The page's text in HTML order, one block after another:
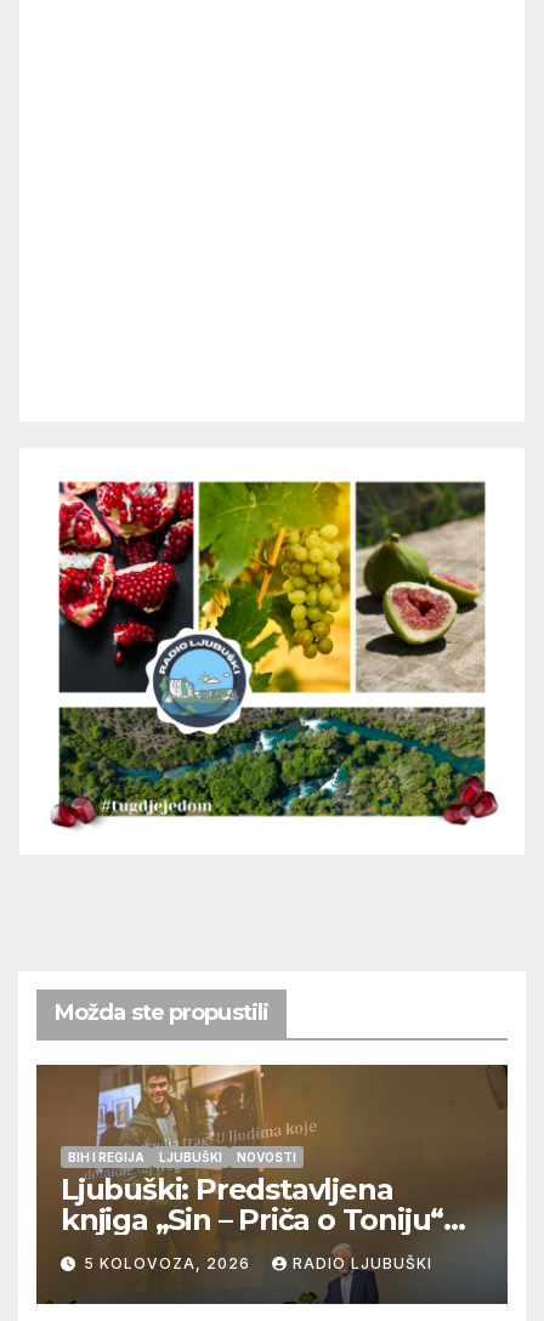
Možda ste propustili
BIH I REGIJA LJUBUŠKI NOVOSTI
Ljubuški: Predstavljena
knjiga „Sin – Priča o Toniju“
dr. sc. Zdenka Hercega
5 KOLOVOZA, 2026 RADIO LJUBUŠKI